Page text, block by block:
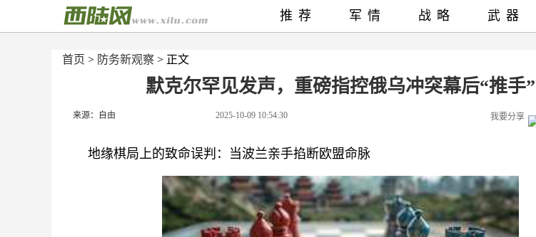
首页 > 防务新观察 > 正文
默克尔罕见发声，重磅指控俄乌冲突幕后“推手”
来源：自由 2025-10-09 10:54:30 我要分享
地缘棋局上的致命误判：当波兰亲手掐断欧盟命脉
推荐 军情 战略 武器